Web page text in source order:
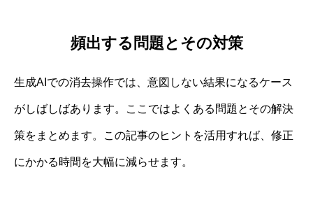
頻出する問題とその対策
生成AIでの消去操作では、意図しない結果になるケース
がしばしばあります。ここではよくある問題とその解決
策をまとめます。この記事のヒントを活用すれば、修正
にかかる時間を大幅に減らせます。